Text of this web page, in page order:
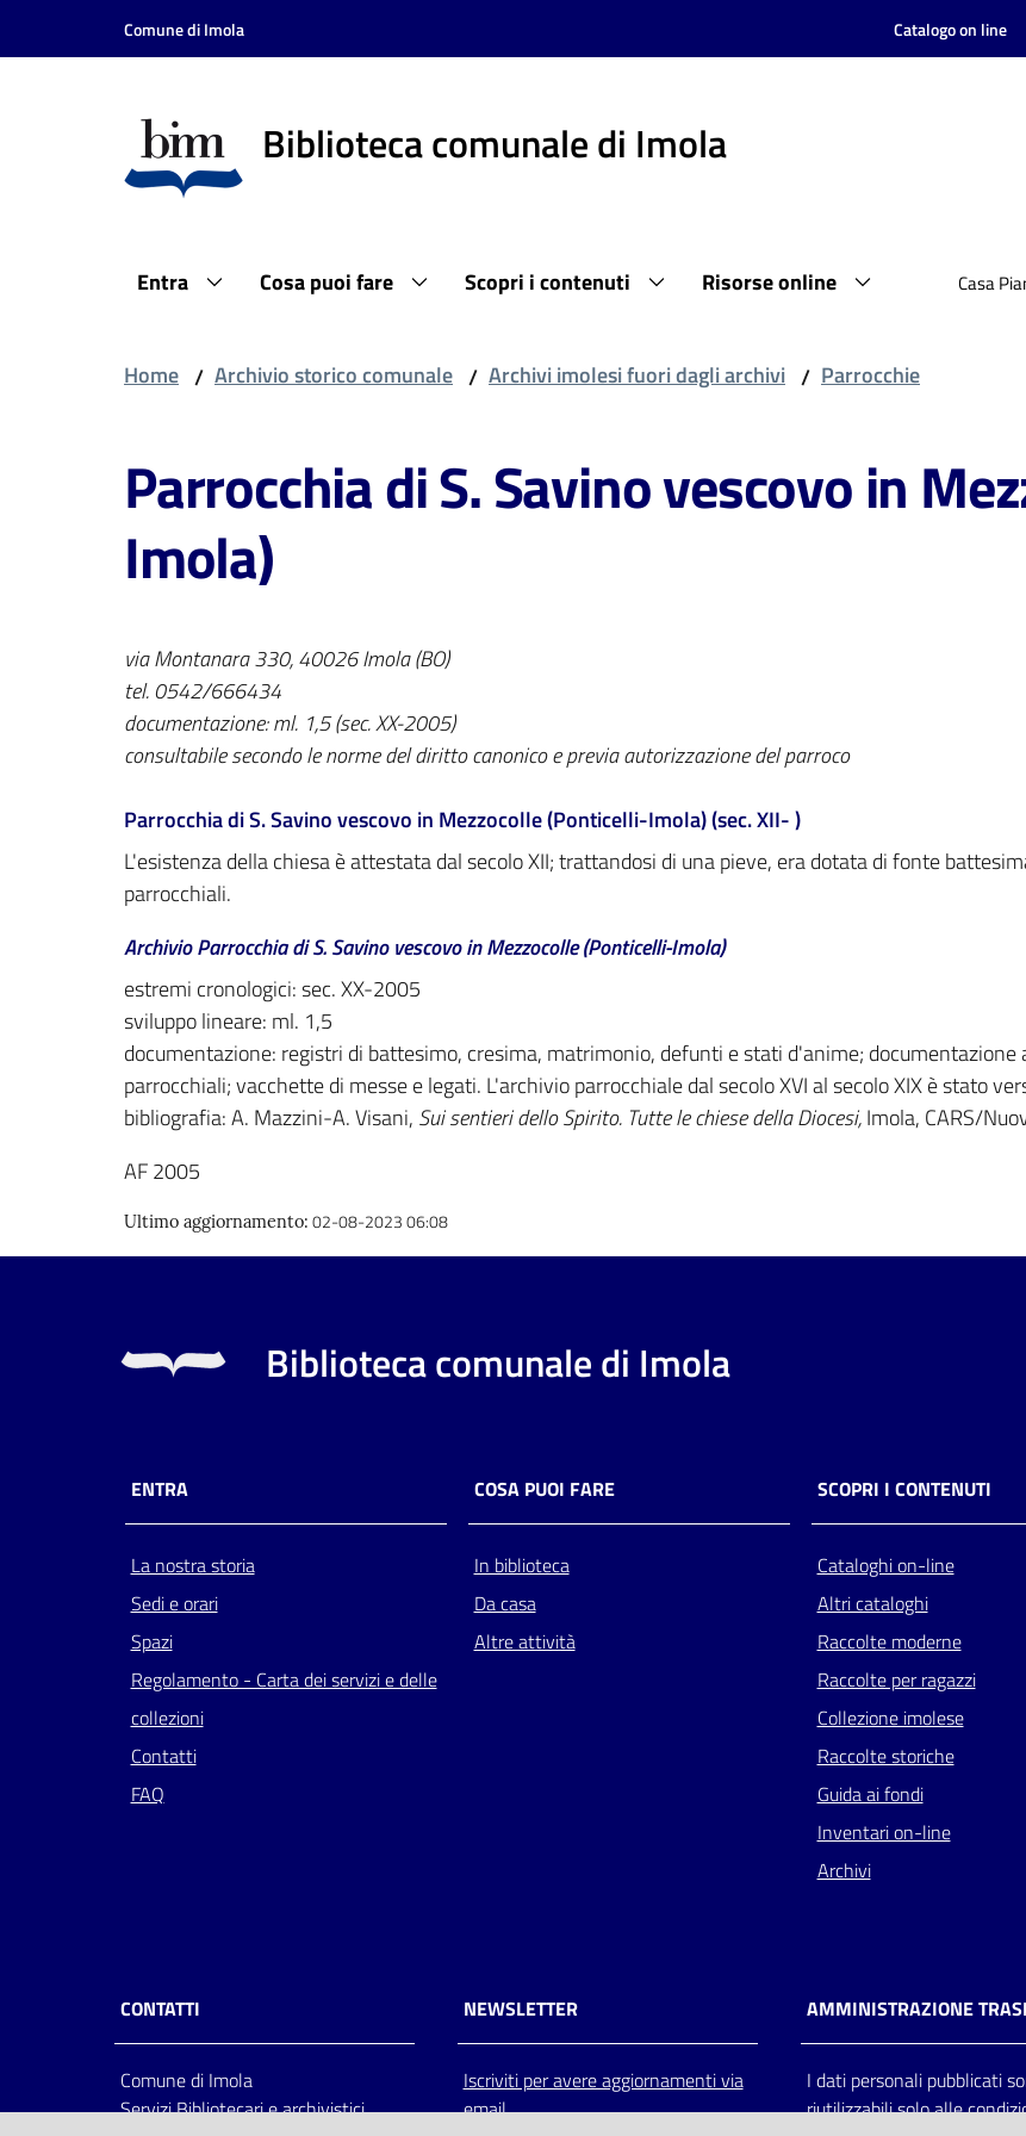
Vai al contenuto
Vai alla navigazione
Comune di Imola Catalogo on line
Biblioteca comunale di Imola
Entra Cosa puoi fare Scopri i contenuti Risorse online Casa
Home / Archivio storico comunale / Archivi imolesi fuori dagli archivi / Parrocchie
Parrocchia di S. Savino vescovo in
Imola)
via Montanara 330, 40026 Imola (BO)
tel. 0542/666434
documentazione: ml. 1,5 (sec. XX-2005)
consultabile secondo le norme del diritto canonico e previa autorizzazione del parroco
Parrocchia di S. Savino vescovo in Mezzocolle (Ponticelli-Imola) (sec. XII- )
L'esistenza della chiesa è attestata dal secolo XII; trattandosi di una pieve, era dotata di fonte
parrocchiali.
Archivio Parrocchia di S. Savino vescovo in Mezzocolle (Ponticelli-Imola)
estremi cronologici: sec. XX-2005
sviluppo lineare: ml. 1,5
documentazione: registri di battesimo, cresima, matrimonio, defunti e stati d'anime;
parrocchiali; vacchette di messe e legati. L'archivio parrocchiale dal secolo XVI al secolo XIX è stato
bibliografia: A. Mazzini-A. Visani, Sui sentieri dello Spirito. Tutte le chiese della Diocesi,Imola, CARS/
AF 2005
Ultimo aggiornamento: 02-08-2023 06:08
Biblioteca comunale di Imola
ENTRA
La nostra storia
Sedi e orari
Spazi
Regolamento - Carta dei servizi e delle
collezioni
Contatti
FAQ
COSA PUOI FARE
In biblioteca
Da casa
Altre attività
SCOPRI I CONTENUTI
Cataloghi on-line
Altri cataloghi
Raccolte moderne
Raccolte per ragazzi
Collezione imolese
Raccolte storiche
Guida ai fondi
Inventari on-line
Archivi
CONTATTI
Comune di Imola
Servizi Bibliotecari e archivistici
NEWSLETTER
Iscriviti per avere aggiornamenti via
email
AMMINISTRAZIONE
I dati personali pubblicati
riutilizzabili solo alle